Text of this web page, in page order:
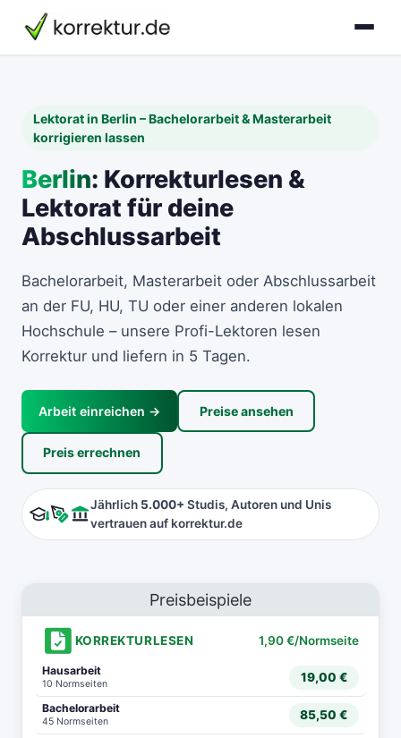
Lektorat in Berlin – Bachelorarbeit & Masterarbeit
korrigieren lassen
Berlin: Korrekturlesen &
Lektorat für deine
Abschlussarbeit
Bachelorarbeit, Masterarbeit oder Abschlussarbeit
an der FU, HU, TU oder einer anderen lokalen
Hochschule – unsere Profi-Lektoren lesen
Korrektur und liefern in 5 Tagen.
Arbeit einreichen → Preise ansehen
Preis errechnen
Jährlich 5.000+ Studis, Autoren und Unis
vertrauen auf korrektur.de
Preisbeispiele
KORREKTURLESEN 1,90 €/Normseite
Hausarbeit
10 Normseiten 19,00 €
Bachelorarbeit
45 Normseiten 85,50 €